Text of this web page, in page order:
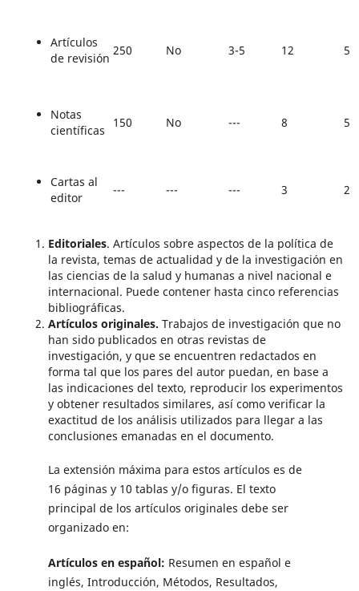
Artículos
de revisión
250 No 3-5 12 5
Notas
científicas
150 No --- 8 5
Cartas al
editor
--- --- --- 3 2
Editoriales. Artículos sobre aspectos de la política de
la revista, temas de actualidad y de la investigación en
las ciencias de la salud y humanas a nivel nacional e
internacional. Puede contener hasta cinco referencias
bibliográficas.
Artículos originales. Trabajos de investigación que no
han sido publicados en otras revistas de
investigación, y que se encuentren redactados en
forma tal que los pares del autor puedan, en base a
las indicaciones del texto, reproducir los experimentos
y obtener resultados similares, así como verificar la
exactitud de los análisis utilizados para llegar a las
conclusiones emanadas en el documento.
La extensión máxima para estos artículos es de
16 páginas y 10 tablas y/o figuras. El texto
principal de los artículos originales debe ser
organizado en:
Artículos en español: Resumen en español e
inglés, Introducción, Métodos, Resultados,